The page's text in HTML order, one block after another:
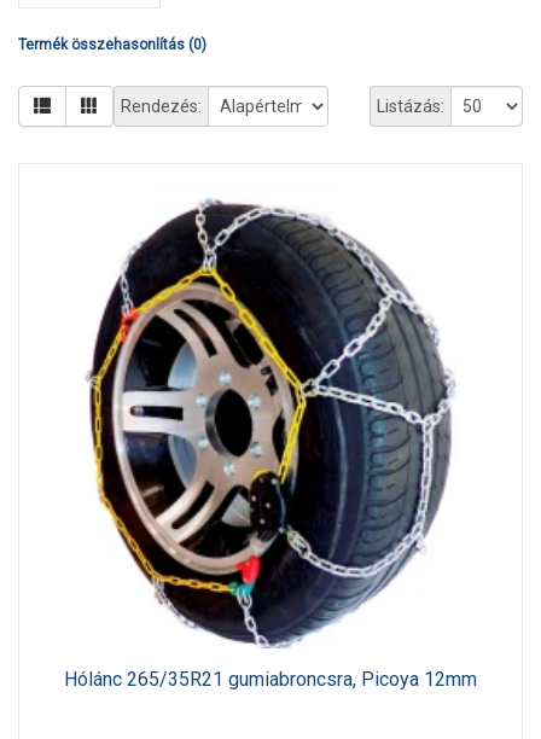
Termék összehasonlítás (0)
Listázás:
Rendezés:
Hólánc 265/35R21 gumiabroncsra, Picoya 12mm